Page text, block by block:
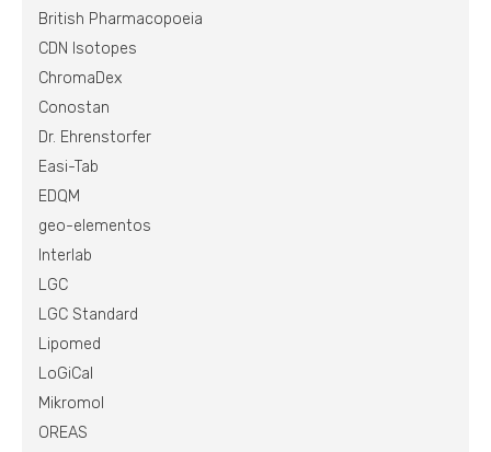
British Pharmacopoeia
CDN Isotopes
ChromaDex
Conostan
Dr. Ehrenstorfer
Easi-Tab
EDQM
geo-elementos
Interlab
LGC
LGC Standard
Lipomed
LoGiCal
Mikromol
OREAS